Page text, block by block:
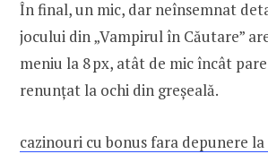
În final, un mic, dar neînsemnat
jocului din „Vampirul în Căutare”
meniu la 8 px, atât de mic încât
renunțat la ochi din greșeală.
cazinouri cu bonus fara depunere